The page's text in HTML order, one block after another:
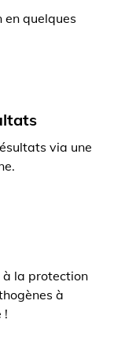
quelques
via une
à la protection
à
!